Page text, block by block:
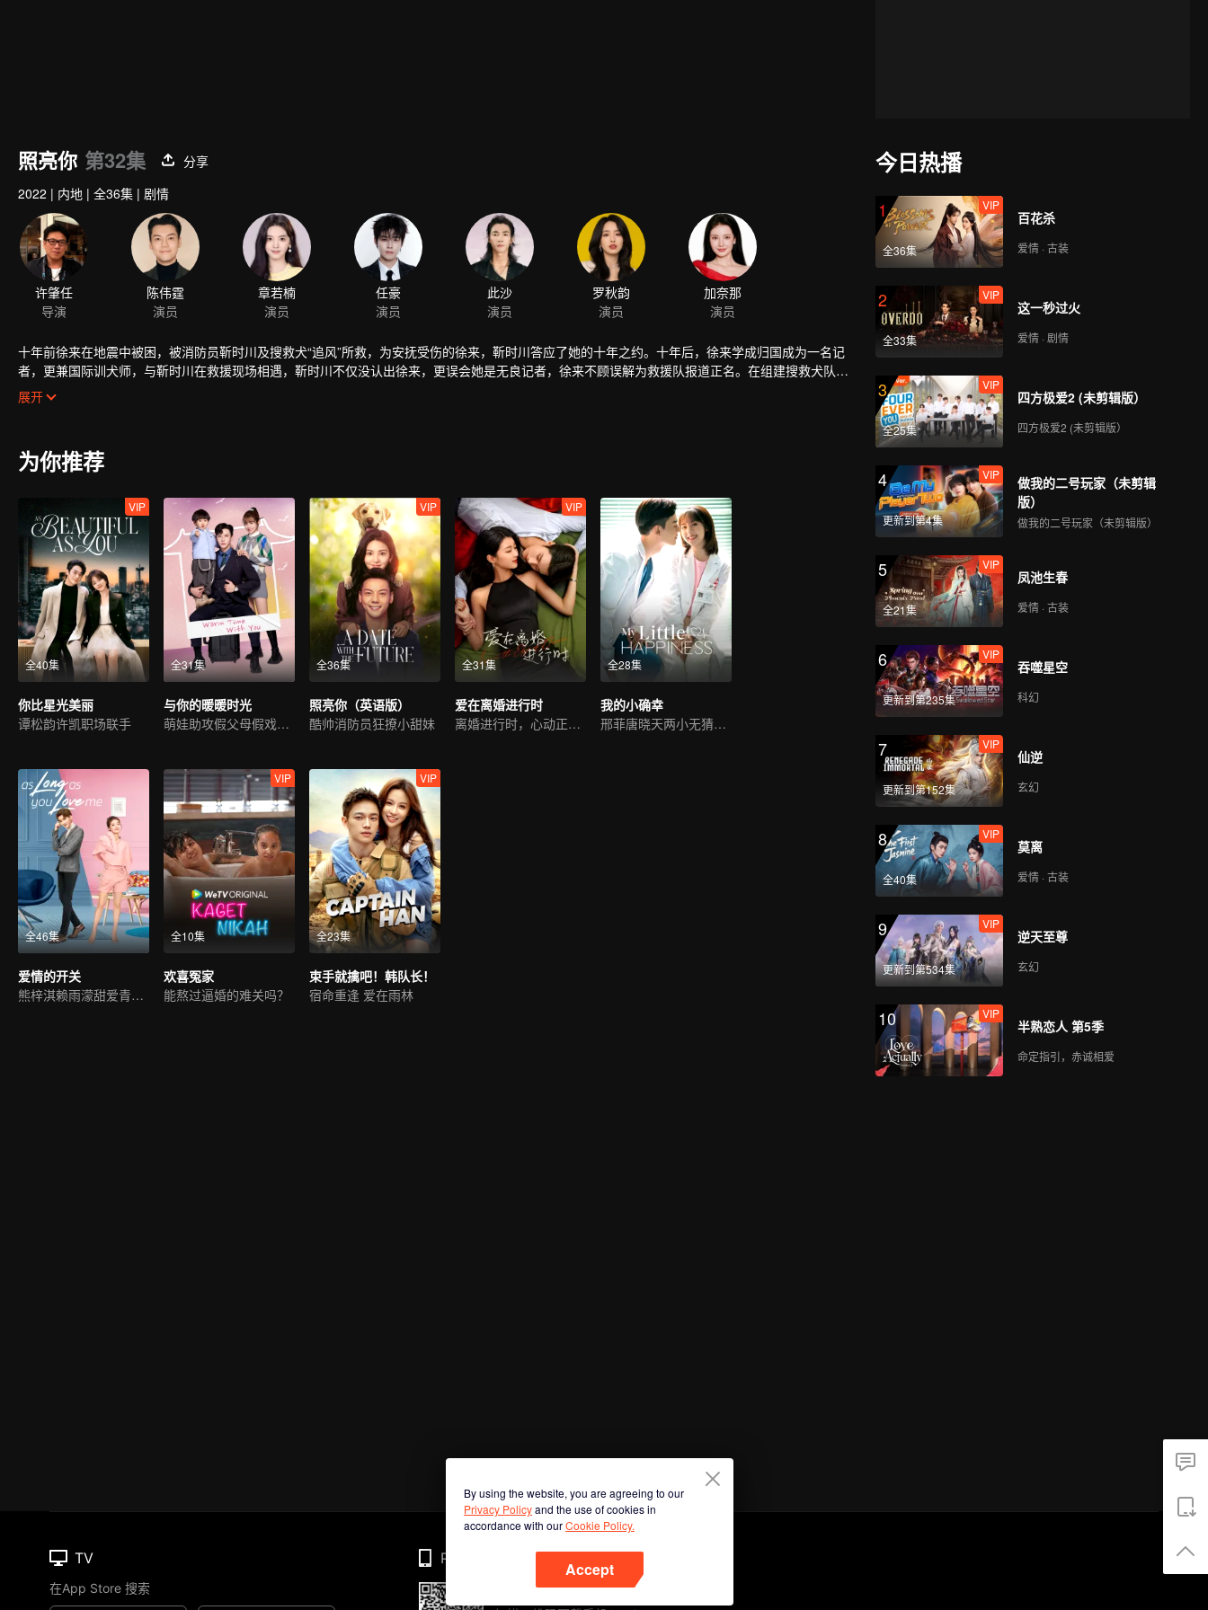
照亮你 第32集
分享
2022 | 内地 | 全36集 | 剧情
许肇任
导演
陈伟霆
演员
章若楠
演员
任豪
演员
此沙
演员
罗秋韵
演员
加奈那
演员
十年前徐来在地震中被困，被消防员靳时川及搜救犬“追风”所救，为安抚受伤的徐来，靳时川答应了她的十年之约。十年后，徐来学成归国成为一名记
者，更兼国际训犬师，与靳时川在救援现场相遇，靳时川不仅没认出徐来，更误会她是无良记者，徐来不顾误解为救援队报道正名。在组建搜救犬队伍
时，徐来以国际训犬师的身份成为靳时川的搭档，用过硬的专业技能征服众人，更将自己的救援犬“平安”送给靳时川，让他从前任“追风”的阴影中走出。
作为记者和消防员的两人总在危险的第一线遇见，在一次次紧急事件的接触中，不断历经生死考验的两人，感情逐步升温。在送别退伍队友时，发生严
展开
为你推荐
全40集
VIP
你比星光美丽
谭松韵许凯职场联手
全31集
与你的暖暖时光
萌娃助攻假父母假戏真做
全36集
VIP
照亮你（英语版）
酷帅消防员狂撩小甜妹
全31集
VIP
爱在离婚进行时
离婚进行时，心动正当时
全28集
我的小确幸
邢菲唐晓天两小无猜甜恋
全46集
爱情的开关
熊梓淇赖雨濛甜爱青梅竹马
全10集
VIP
欢喜冤家
能熬过逼婚的难关吗？
全23集
VIP
束手就擒吧！韩队长！
宿命重逢 爱在雨林
今日热播
1
全36集
VIP
百花杀
爱情 · 古装
2
全33集
VIP
这一秒过火
爱情 · 剧情
3
全25集
VIP
四方极爱2 (未剪辑版）
四方极爱2 (未剪辑版）
4
更新到第4集
VIP
做我的二号玩家（未剪辑
版）
做我的二号玩家（未剪辑版）
5
全21集
VIP
凤池生春
爱情 · 古装
6
更新到第235集
VIP
吞噬星空
科幻
7
更新到第152集
VIP
仙逆
玄幻
8
全40集
VIP
莫离
爱情 · 古装
9
更新到第534集
VIP
逆天至尊
玄幻
10 VIP
半熟恋人 第5季
命定指引，赤诚相爱
By using the website, you are agreeing to our
Privacy Policyand the use of cookies in
accordance with ourCookie Policy.
Accept
TV
在App Store 搜索
Phone